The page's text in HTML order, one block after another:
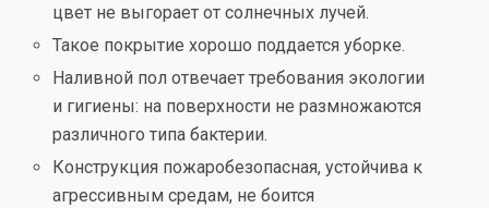
цвет не выгорает от солнечных лучей.
Такое покрытие хорошо поддается уборке.
Наливной пол отвечает требования экологии
и гигиены: на поверхности не размножаются
различного типа бактерии.
Конструкция пожаробезопасная, устойчива к
агрессивным средам, не боится